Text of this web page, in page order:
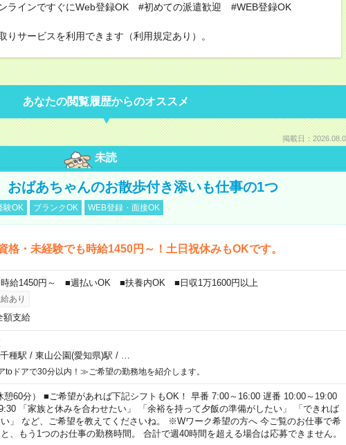
ラインですぐにWeb登録OK #初めての派遣歓迎 #WEB登録OK
サービスを利用できます（利用規定あり）。
あなたの閲覧履歴からのオススメ
掲載日：
未読
おばあちゃんのお散歩付き添いも仕事の1つ
験OK ブランクOK WEB登録・面接OK
・未経験でも時給1450円～！土日祝休みもOKです。
時給1450円～ ■週払いOK ■扶養内OK ■日収1万1600円以上
あり
額支給
千種駅 / 東山公園(愛知県)駅 /
toドアで30分以内！≫ご希望の勤務地を紹介します。
憩60分） ■ご希望があれば下記シフトもOK！ 早番 7:00～16:00 遅番 10:00～19:00
「家族と休みを合わせたい」 「余裕を持って夕飯の準備がしたい」 「できれば
」 など、ご希望を教えてくださいね。 ※Wワーク希望の方へ 今ご覧のお仕事で希
、もう1つのお仕事の勤務時間。 合計で週40時間を超える場合は応募できません。